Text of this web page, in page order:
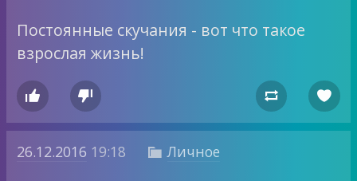
Постоянные скучания - вот что такое
взрослая жизнь!
   
26.12.2016 19:18  Личное